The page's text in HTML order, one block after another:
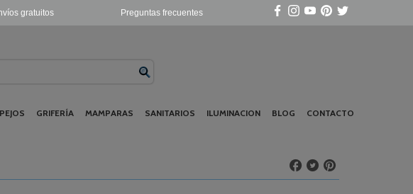
Preguntas frecuentes
gratuitos
GRIFERÍA MAMPARAS SANITARIOS ILUMINACION BLOG CONTACTO